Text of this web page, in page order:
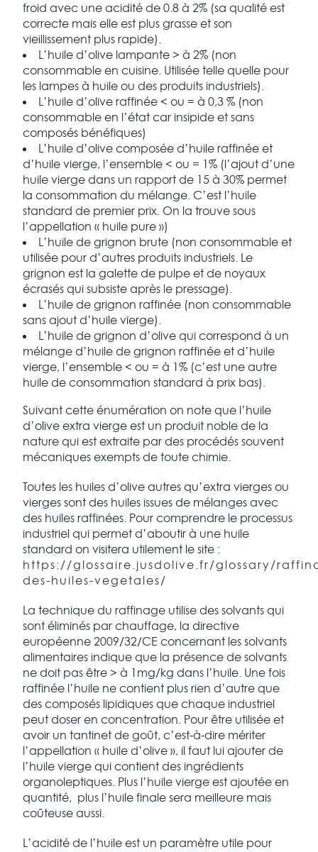
froid avec une acidité de 0.8 à 2% (sa qualité est
correcte mais elle est plus grasse et son
vieillissement plus rapide).
L’huile d’olive lampante > à 2% (non
consommable en cuisine. Utilisée telle quelle pour
les lampes à huile ou des produits industriels).
L’huile d’olive raffinée < ou = à 0,3 % (non
consommable en l’état car insipide et sans
composés bénéfiques)
L’huile d’olive composée d’huile raffinée et
d’huile vierge, l’ensemble < ou = 1% (l’ajout d’une
huile vierge dans un rapport de 15 à 30% permet
la consommation du mélange. C’est l’huile
standard de premier prix. On la trouve sous
l’appellation « huile pure »)
L’huile de grignon brute (non consommable et
utilisée pour d’autres produits industriels. Le
grignon est la galette de pulpe et de noyaux
écrasés qui subsiste après le pressage).
L’huile de grignon raffinée (non consommable
sans ajout d’huile vierge).
L’huile de grignon d’olive qui correspond à un
mélange d’huile de grignon raffinée et d’huile
vierge, l’ensemble < ou = à 1% (c’est une autre
huile de consommation standard à prix bas).
Suivant cette énumération on note que l’huile
d’olive extra vierge est un produit noble de la
nature qui est extraite par des procédés souvent
mécaniques exempts de toute chimie.
Toutes les huiles d’olive autres qu’extra vierges ou
vierges sont des huiles issues de mélanges avec
des huiles raffinées. Pour comprendre le processus
industriel qui permet d’aboutir à une huile
standard on visitera utilement le site :
https://glossaire.jusdolive.fr/glossary/
des-huiles-vegetales/
La technique du raffinage utilise des solvants qui
sont éliminés par chauffage, la directive
européenne 2009/32/CE concernant les solvants
alimentaires indique que la présence de solvants
ne doit pas être > à 1mg/kg dans l’huile. Une fois
raffinée l’huile ne contient plus rien d’autre que
des composés lipidiques que chaque industriel
peut doser en concentration. Pour être utilisée et
avoir un tantinet de goût, c’est-à-dire mériter
l’appellation « huile d’olive », il faut lui ajouter de
l’huile vierge qui contient des ingrédients
organoleptiques. Plus l’huile vierge est ajoutée en
quantité, plus l’huile finale sera meilleure mais
coûteuse aussi.
L’acidité de l’huile est un paramètre utile pour